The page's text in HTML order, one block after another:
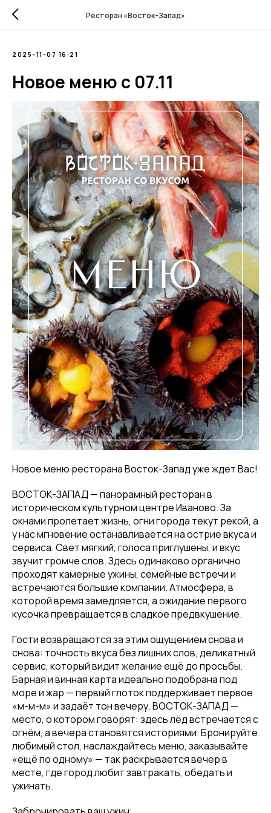
Ресторан «Восток-Запад»
2025-11-07 16:21
Новое меню с 07.11
Новое меню ресторана Восток-Запад уже ждет Вас!
ВОСТОК-ЗАПАД — панорамный ресторан в
историческом культурном центре Иваново. За
окнами пролетает жизнь, огни города текут рекой, а
у нас мгновение останавливается на острие вкуса и
сервиса. Свет мягкий, голоса приглушены, и вкус
звучит громче слов. Здесь одинаково органично
проходят камерные ужины, семейные встречи и
встречаются большие компании. Атмосфера, в
которой время замедляется, а ожидание первого
кусочка превращается в сладкое предвкушение.
Гости возвращаются за этим ощущением снова и
снова: точность вкуса без лишних слов, деликатный
сервис, который видит желание ещё до просьбы.
Барная и винная карта идеально подобрана под
море и жар — первый глоток поддерживает первое
«м-м-м» и задаёт тон вечеру. ВОСТОК-ЗАПАД —
место, о котором говорят: здесь лёд встречается с
огнём, а вечера становятся историями. Бронируйте
любимый стол, наслаждайтесь меню, заказывайте
«ещё по одному» — так раскрывается вечер в
месте, где город любит завтракать, обедать и
ужинать.